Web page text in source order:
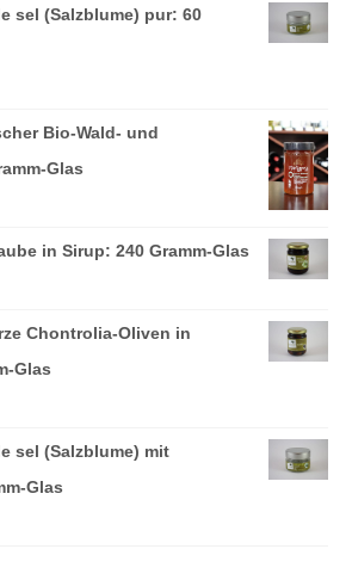
sel (Salzblume) pur: 60
Bio-Wald- und
Glas
in Sirup: 240 Gramm-Glas
Chontrolia-Oliven in
Glas
sel (Salzblume) mit
Glas